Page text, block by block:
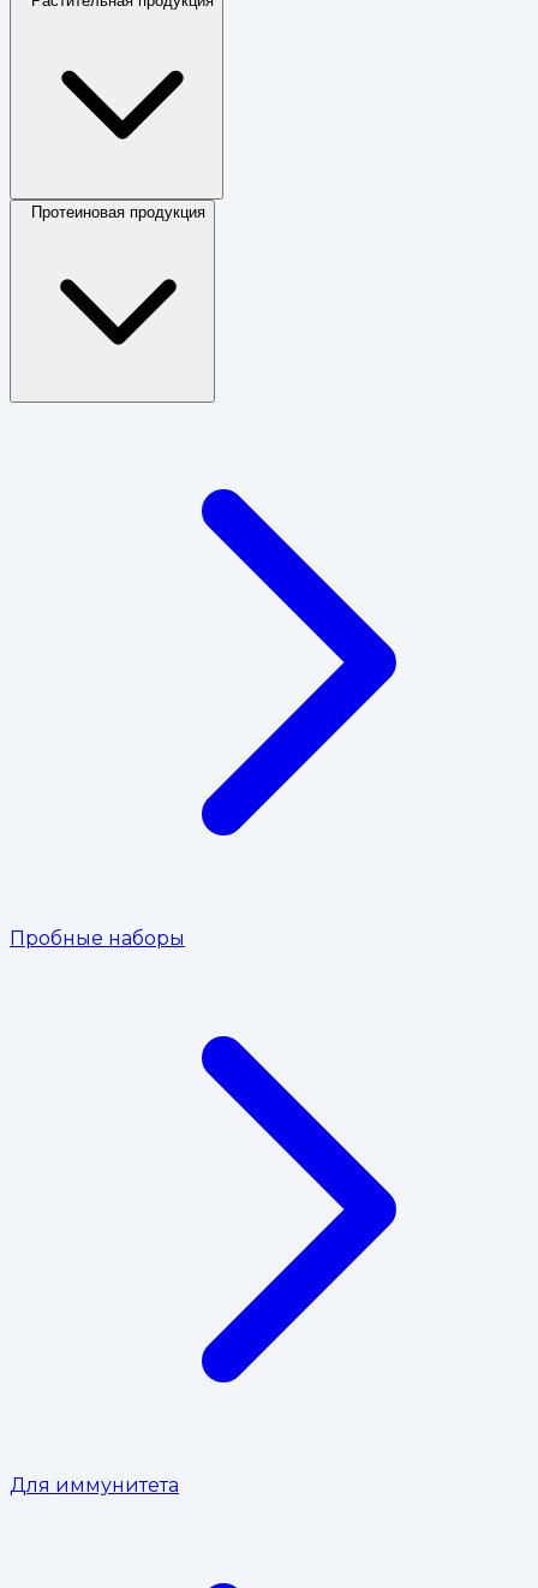
Протеиновая продукция
Пробные наборы
Для иммунитета